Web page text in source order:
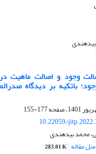
وجود و اصالت ماهیت
باتکیه بر دیدگاه
177-155
10.22059/
محمد بیدهندی
مقاله 283.01 K